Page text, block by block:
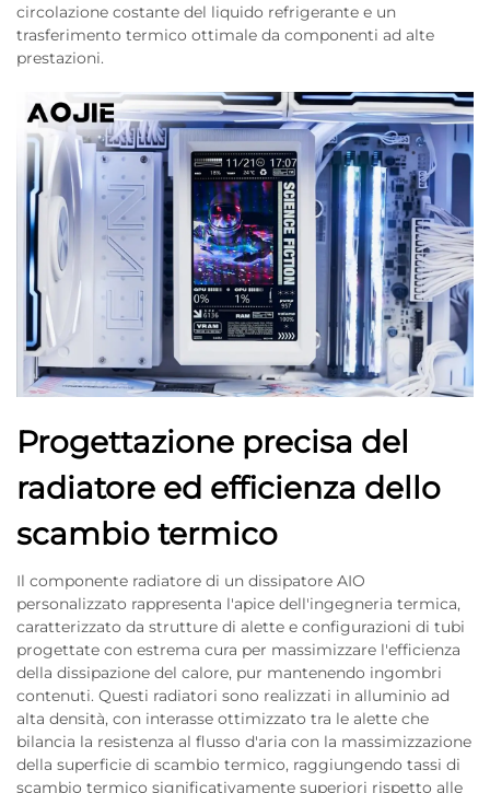
circolazione costante del liquido refrigerante e un
trasferimento termico ottimale da componenti ad alte
prestazioni.
Progettazione precisa del
radiatore ed efficienza dello
scambio termico
Il componente radiatore di un dissipatore AIO
personalizzato rappresenta l'apice dell'ingegneria termica,
caratterizzato da strutture di alette e configurazioni di tubi
progettate con estrema cura per massimizzare l'efficienza
della dissipazione del calore, pur mantenendo ingombri
contenuti. Questi radiatori sono realizzati in alluminio ad
alta densità, con interasse ottimizzato tra le alette che
bilancia la resistenza al flusso d'aria con la massimizzazione
della superficie di scambio termico, raggiungendo tassi di
scambio termico significativamente superiori rispetto alle